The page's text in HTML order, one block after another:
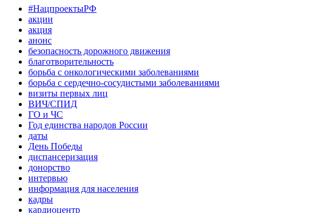
#НацпроектыРФ
акции
акция
анонс
безопасность дорожного движения
благотворительность
борьба с онкологическими заболеваниями
борьба с сердечно-сосудистыми заболеваниями
визиты первых лиц
ВИЧ/СПИД
ГО и ЧС
Год единства народов России
даты
День Победы
диспансеризация
донорство
интервью
информация для населения
кадры
кардиоцентр